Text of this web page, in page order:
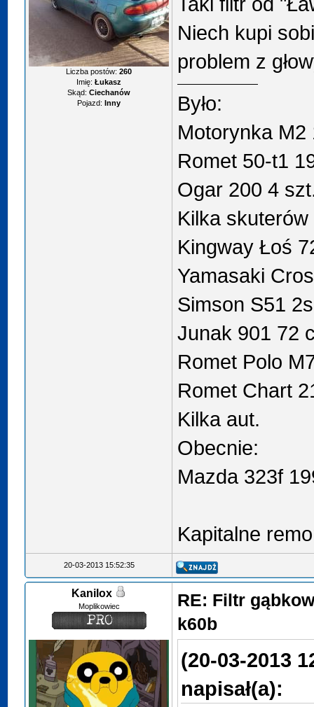
Liczba postów:260
Imię: Łukasz
Skąd: Ciechanów
Pojazd: Inny
Niech kupi
problem z
Było:
Motorynka M2
Romet 50-t1
Ogar 200 4
Kilka skuterów
Kingway Łoś
Yamasaki
Simson S51
Junak 901 72
Romet Polo
Romet Chart
Kilka aut.
Obecnie:
Mazda 323f
Kapitalne
20-03-2013 15:52:35
Kanilox
Moplikowiec
RE: Filtr
k60b
(20-03-2013
napisał(a):